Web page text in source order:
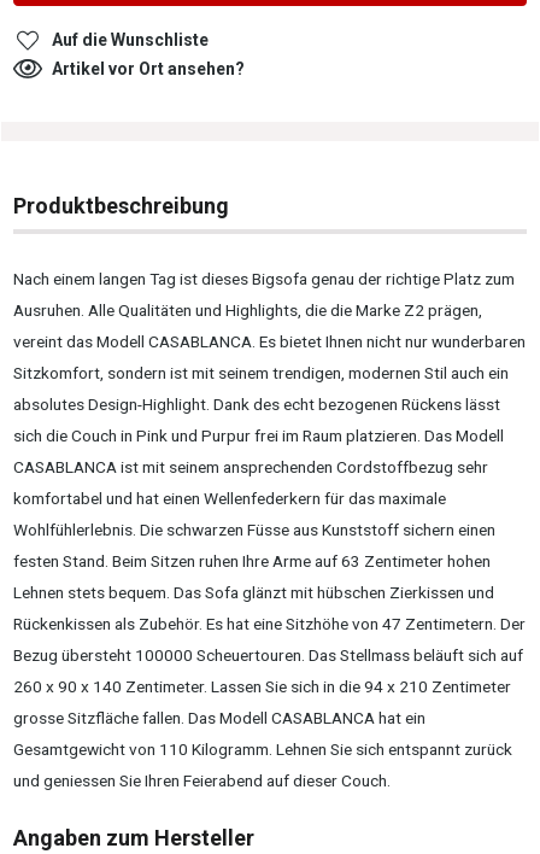
Auf die Wunschliste
Artikel vor Ort ansehen?
Produktbeschreibung
Nach einem langen Tag ist dieses Bigsofa genau der richtige Platz zum
Ausruhen. Alle Qualitäten und Highlights, die die Marke Z2 prägen,
vereint das Modell CASABLANCA. Es bietet Ihnen nicht nur wunderbaren
Sitzkomfort, sondern ist mit seinem trendigen, modernen Stil auch ein
absolutes Design-Highlight. Dank des echt bezogenen Rückens lässt
sich die Couch in Pink und Purpur frei im Raum platzieren. Das Modell
CASABLANCA ist mit seinem ansprechenden Cordstoffbezug sehr
komfortabel und hat einen Wellenfederkern für das maximale
Wohlfühlerlebnis. Die schwarzen Füsse aus Kunststoff sichern einen
festen Stand. Beim Sitzen ruhen Ihre Arme auf 63 Zentimeter hohen
Lehnen stets bequem. Das Sofa glänzt mit hübschen Zierkissen und
Rückenkissen als Zubehör. Es hat eine Sitzhöhe von 47 Zentimetern. Der
Bezug übersteht 100000 Scheuertouren. Das Stellmass beläuft sich auf
260 x 90 x 140 Zentimeter. Lassen Sie sich in die 94 x 210 Zentimeter
grosse Sitzfläche fallen. Das Modell CASABLANCA hat ein
Gesamtgewicht von 110 Kilogramm. Lehnen Sie sich entspannt zurück
und geniessen Sie Ihren Feierabend auf dieser Couch.
Angaben zum Hersteller